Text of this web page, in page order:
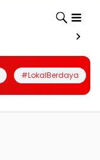
#LokalBerdaya